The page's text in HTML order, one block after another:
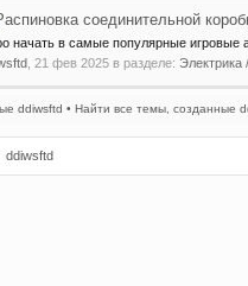
соединительной
начать в самые популярные игровые
21 фев 2025 в разделе:
ddiwsftd Найти все темы, созданные
ddiwsftd